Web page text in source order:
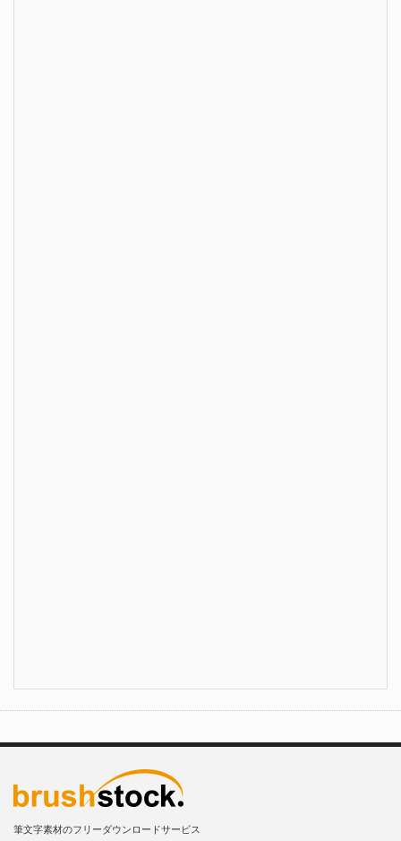
筆文字素材のフリーダウンロードサービス